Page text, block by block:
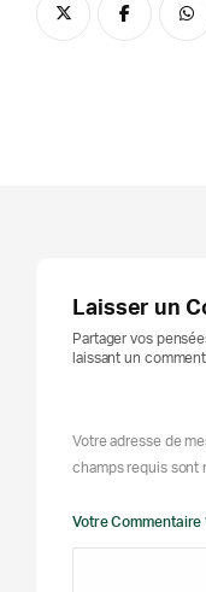
Laisser un
Partager vos
laissant un
Votre adresse de
champs requis sont
Votre Commentaire